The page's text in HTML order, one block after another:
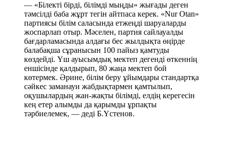
— «Білекті бірді, білімді мыңды» жығады деген
тәмсілді баба жұрт тегін айтпаса керек. «Nur Otan»
партиясы білім саласында етжеңді шаруаларды
жоспарлап отыр. Мәселен, партия сайлауалды
бағдарламасында алдағы бес жылдықта өңірде
балабақша сұранысын 100 пайыз қамтуды
көздейді. Үш ауысымдық мектеп дегенді өткеннің
еншісінде қалдырып, 80 жаңа мектеп бой
көтермек. Әрине, білім беру ұйымдары стандартқа
сәйкес заманауи жабдықтармен қамтылып,
оқушылардың жан-жақты білімді, елдің керегесін
кең етер алымды да қарымды ұрпақты
тәрбиелемек, — деді Б.Үстенов.